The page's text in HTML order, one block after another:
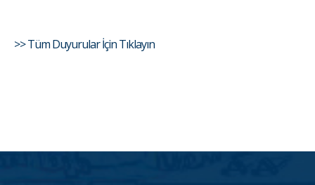
>> Tüm Duyurular İçin Tıklayın